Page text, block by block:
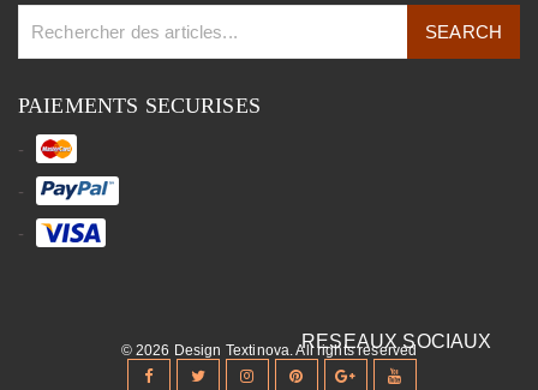
PAIEMENTS SECURISES
© 2026 Design Textinova. All rights reserved